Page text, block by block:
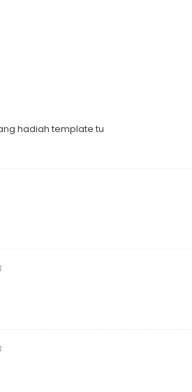
hadiah template tu